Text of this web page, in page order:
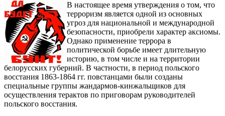
В настоящее время утверждения о том, что
терроризм является одной из основных
угроз для национальной и международной
безопасности, приобрели характер аксиомы.
Однако применение террора в
политической борьбе имеет длительную
историю, в том числе и на территории
белорусских губерний. В частности, в период польского
восстания 1863-1864 гг. повстанцами были созданы
специальные группы жандармов-кинжальщиков для
осуществления терактов по приговорам руководителей
польского восстания.